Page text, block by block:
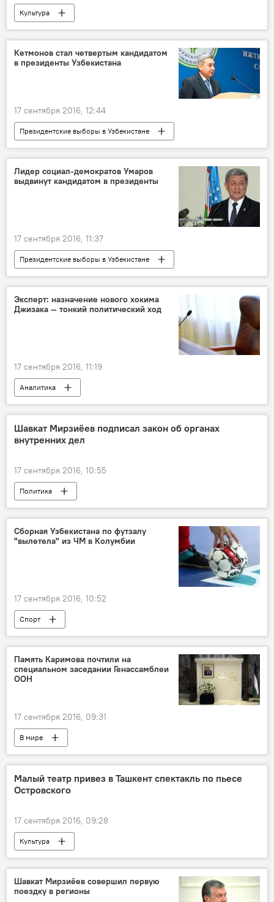
Культура
Кетмонов стал четвертым кандидатом
в президенты Узбекистана
17 сентября 2016, 12:44
Президентские выборы в Узбекистане
Политика
Лидер социал-демократов Умаров
выдвинут кандидатом в президенты
17 сентября 2016, 11:37
Президентские выборы в Узбекистане
Политика
Эксперт: назначение нового хокима
Джизака — тонкий политический ход
17 сентября 2016, 11:19
Аналитика
Шавкат Мирзиёев подписал закон об органах
внутренних дел
17 сентября 2016, 10:55
Политика
Сборная Узбекистана по футзалу
"вылетела" из ЧМ в Колумбии
17 сентября 2016, 10:52
Спорт
Память Каримова почтили на
специальном заседании Генассамблеи
ООН
17 сентября 2016, 09:31
В мире
Скончался президент Узбекистана Ислам Каримов
Малый театр привез в Ташкент спектакль по пьесе
Островского
17 сентября 2016, 09:28
Культура
Шавкат Мирзиёев совершил первую
поездку в регионы